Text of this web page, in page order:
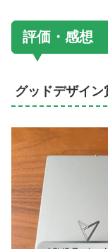
評価・感想
グッドデザイ